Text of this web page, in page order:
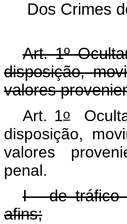
Dos Crimes
Art. 1º
disposição,
valores
Art. 1o
disposição,
valores
I - de tráfico
afins;